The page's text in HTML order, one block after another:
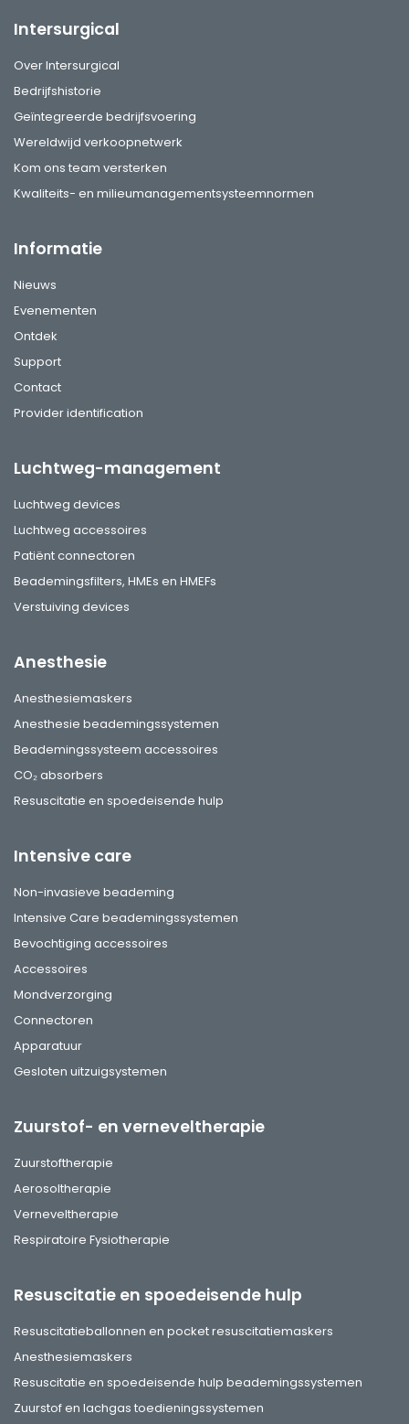
Intersurgical
Over Intersurgical
Bedrijfshistorie
Geïntegreerde bedrijfsvoering
Wereldwijd verkoopnetwerk
Kom ons team versterken
Kwaliteits- en milieumanagementsysteemnormen
Informatie
Nieuws
Evenementen
Ontdek
Support
Contact
Provider identification
Luchtweg-management
Luchtweg devices
Luchtweg accessoires
Patiënt connectoren
Beademingsfilters, HMEs en HMEFs
Verstuiving devices
Anesthesie
Anesthesiemaskers
Anesthesie beademingssystemen
Beademingssysteem accessoires
CO₂ absorbers
Resuscitatie en spoedeisende hulp
Intensive care
Non-invasieve beademing
Intensive Care beademingssystemen
Bevochtiging accessoires
Accessoires
Mondverzorging
Connectoren
Apparatuur
Gesloten uitzuigsystemen
Zuurstof- en verneveltherapie
Zuurstoftherapie
Aerosoltherapie
Verneveltherapie
Respiratoire Fysiotherapie
Resuscitatie en spoedeisende hulp
Resuscitatieballonnen en pocket resuscitatiemaskers
Anesthesiemaskers
Resuscitatie en spoedeisende hulp beademingssystemen
Zuurstof en lachgas toedieningssystemen